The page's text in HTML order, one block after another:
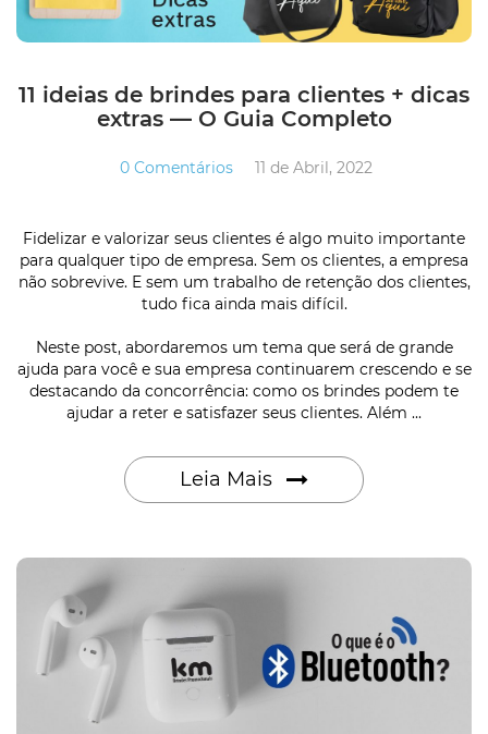
11 ideias de brindes para clientes + dicas
extras — O Guia Completo
0 Comentários 11 de Abril, 2022
Fidelizar e valorizar seus clientes é algo muito importante
para qualquer tipo de empresa. Sem os clientes, a empresa
não sobrevive. E sem um trabalho de retenção dos clientes,
tudo fica ainda mais difícil.
Neste post, abordaremos um tema que será de grande
ajuda para você e sua empresa continuarem crescendo e se
destacando da concorrência: como os brindes podem te
ajudar a reter e satisfazer seus clientes. Além ...
Leia Mais